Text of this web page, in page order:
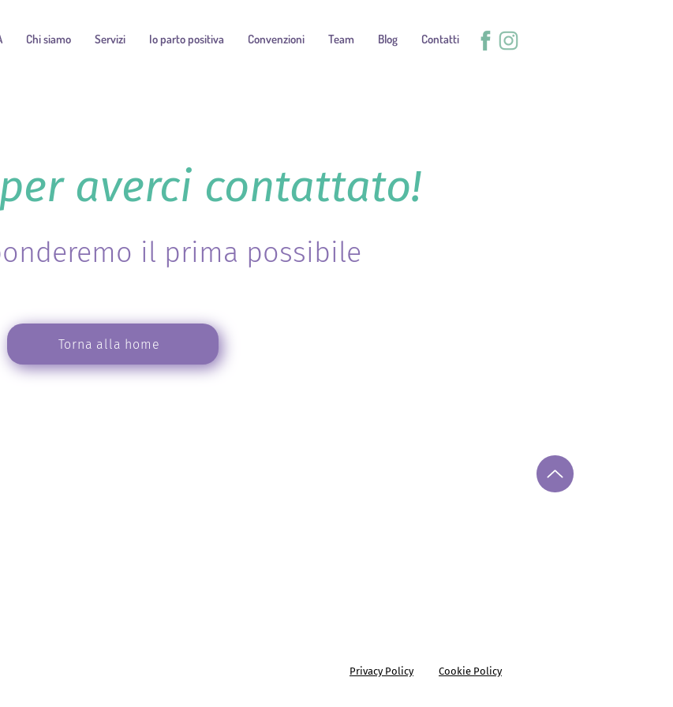
Chi siamo Servizi Io parto positiva Convenzioni Team Blog Contatti
averci contattato!
il prima possibile
Torna alla home
Privacy Policy Cookie Policy